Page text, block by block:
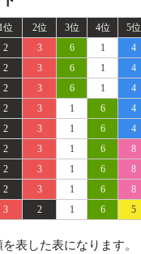
1位 2位 3位 4位 5位
2 3 6 1 4
2 3 6 1 4
2 3 6 1 4
2 3 1 6 4
2 3 1 6 4
2 3 1 6 8
2 3 1 6 8
2 3 1 6 8
3 2 1 6 5
表した表になります。